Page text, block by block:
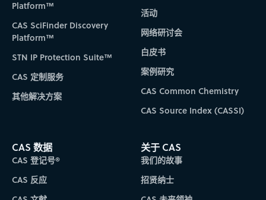
Platform™
CAS SciFinder Discovery
Platform™
STN IP Protection Suite™
CAS 定制服务
其他解决方案
活动
网络研讨会
白皮书
案例研究
CAS Common Chemistry
CAS Source Index (CASSI)
CAS 数据
CAS 登记号®
CAS 反应
关于 CAS
我们的故事
招贤纳士